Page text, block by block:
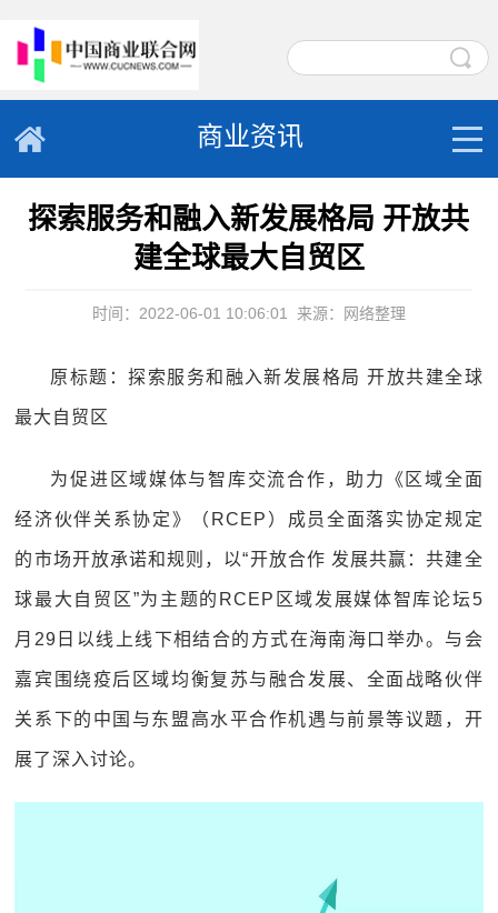
商业资讯
探索服务和融入新发展格局 开放共
建全球最大自贸区
时间：2022-06-01 10:06:01 来源：网络整理
原标题：探索服务和融入新发展格局 开放共建全球
最大自贸区
为促进区域媒体与智库交流合作，助力《区域全面
经济伙伴关系协定》（RCEP）成员全面落实协定规定
的市场开放承诺和规则，以“开放合作 发展共赢：共建全
球最大自贸区”为主题的RCEP区域发展媒体智库论坛5
月29日以线上线下相结合的方式在海南海口举办。与会
嘉宾围绕疫后区域均衡复苏与融合发展、全面战略伙伴
关系下的中国与东盟高水平合作机遇与前景等议题，开
展了深入讨论。